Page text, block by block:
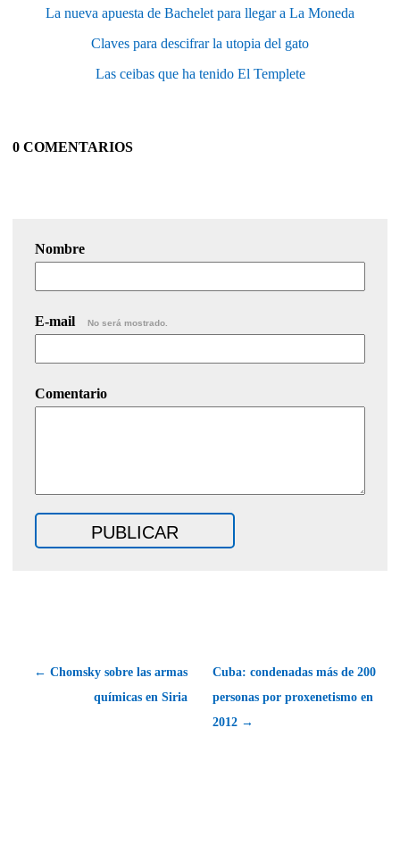
La nueva apuesta de Bachelet para llegar a La Moneda
Claves para descifrar la utopia del gato
Las ceibas que ha tenido El Templete
0 COMENTARIOS
Nombre
E-mail No será mostrado.
Comentario
← Chomsky sobre las armas
químicas en Siria
Cuba: condenadas más de 200
personas por proxenetismo en
2012 →